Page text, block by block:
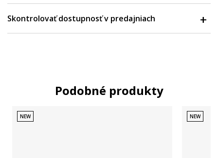
Skontrolovať dostupnosť v predajniach
Podobné produkty
NEW NEW